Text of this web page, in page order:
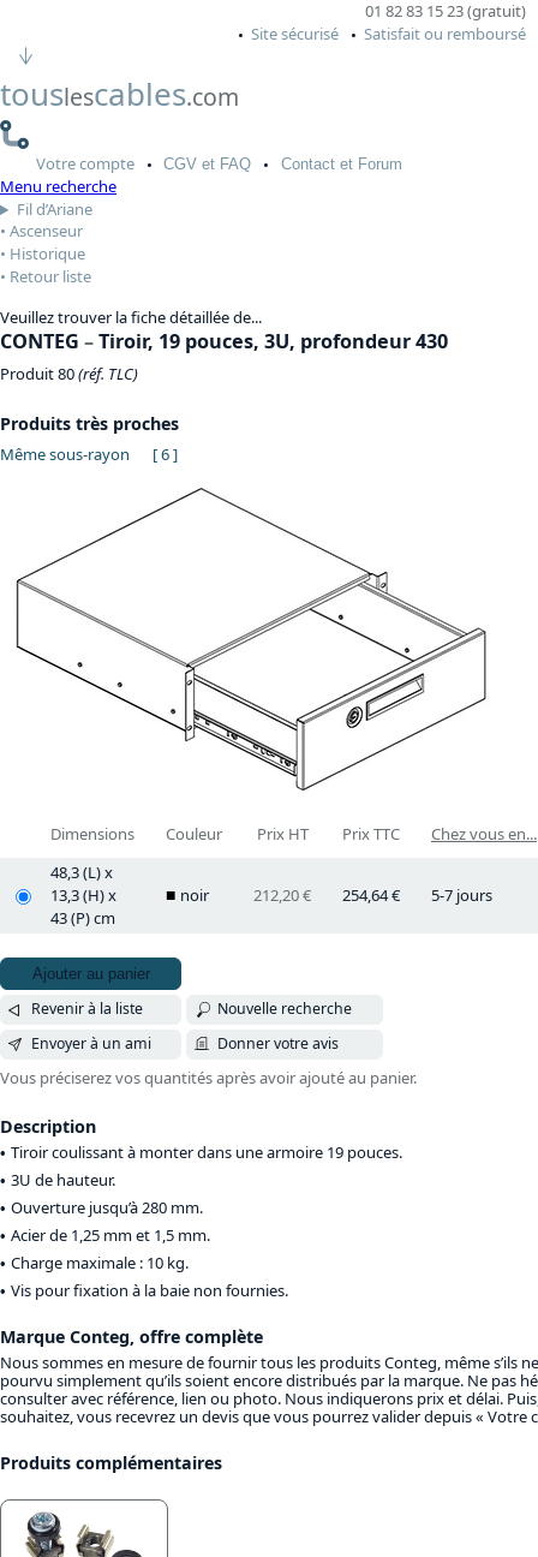
01 82 83 15 23 (gratuit)
Site sécurisé
Satisfait ou remboursé
touslescables.com
Votrecompte CGV et FAQ Contactet Forum
Menu recherche
Fil d’Ariane
Ascenseur
Historique
Retour liste
Veuillez trouver la fiche détaillée de...
CONTEG –Tiroir, 19 pouces, 3U, profondeur 430
Produit 80(réf. TLC)
Produits très proches
Même sous-rayon [ 6 ]
Dimensions Couleur Prix HT Prix TTC
Chez vous en...
48,3 (L) x
13,3 (H) x
43 (P) cm
noir 212,20 € 254,64 € 5-7 jours
Ajouter au panier
Revenir à la liste
Nouvelle recherche
Envoyer à un ami
Donner votre avis
Vous préciserez vos quantités après avoir ajouté au panier.
Description
Tiroir coulissant à monter dans une armoire 19 pouces.
3U de hauteur.
Ouverture jusqu’à 280 mm.
Acier de 1,25 mm et 1,5 mm.
Charge maximale : 10 kg.
Vis pour fixation à la baie non fournies.
Marque Conteg, offre complète
Nous sommes en mesure de fournir tous les produits Conteg, même s’ils
pourvu simplement qu’ils soient encore distribués par la marque. Ne pas
consulter avec référence, lien ou photo. Nous indiquerons prix et délai.
souhaitez, vous recevrez un devis que vous pourrez valider depuis « Votre
Produits complémentaires